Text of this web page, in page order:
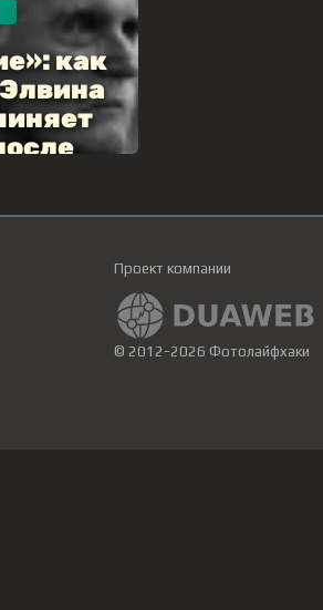
Проект компании
© 2012-2026 Фотолайфхаки